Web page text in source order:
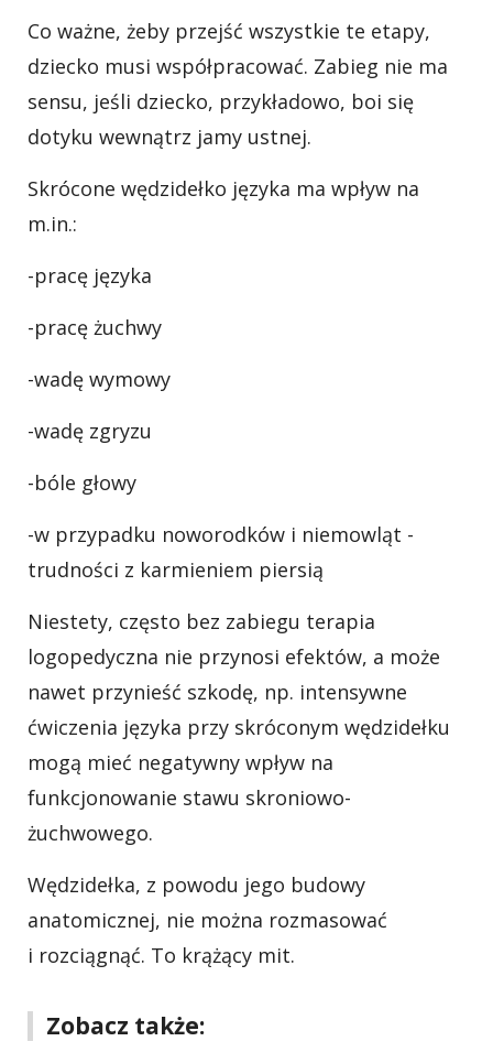
Co ważne, żeby przejść wszystkie te etapy,
dziecko musi współpracować. Zabieg nie ma
sensu, jeśli dziecko, przykładowo, boi się
dotyku wewnątrz jamy ustnej.
Skrócone wędzidełko języka ma wpływ na
m.in.:
-pracę języka
-pracę żuchwy
-wadę wymowy
-wadę zgryzu
-bóle głowy
-w przypadku noworodków i niemowląt -
trudności z karmieniem piersią
Niestety, często bez zabiegu terapia
logopedyczna nie przynosi efektów, a może
nawet przynieść szkodę, np. intensywne
ćwiczenia języka przy skróconym wędzidełku
mogą mieć negatywny wpływ na
funkcjonowanie stawu skroniowo-
żuchwowego.
Wędzidełka, z powodu jego budowy
anatomicznej, nie można rozmasować
i rozciągnąć. To krążący mit.
Zobacz także: